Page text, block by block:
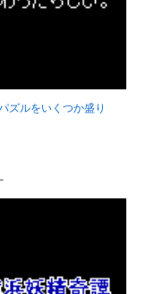
ズルをいくつか盛り